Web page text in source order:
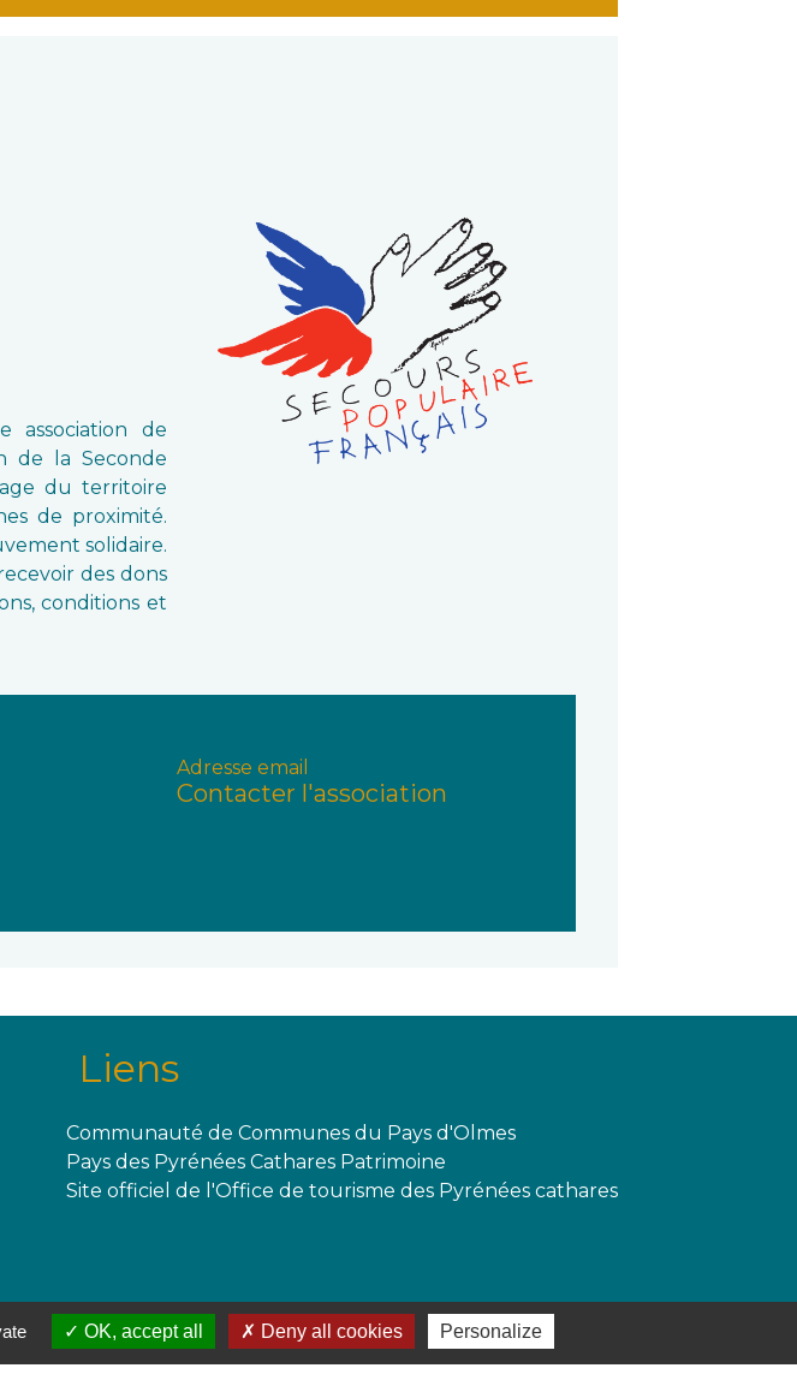
association de
de la Seconde
du territoire
de proximité.
solidaire.
des dons
conditions et
Adresse email
Contacter l'association
Liens
Communauté de Communes du Pays d'Olmes
Pays des Pyrénées Cathares Patrimoine
Site officiel de l'Office de tourisme des Pyrénées cathares
OK, accept all Deny all cookies Personalize